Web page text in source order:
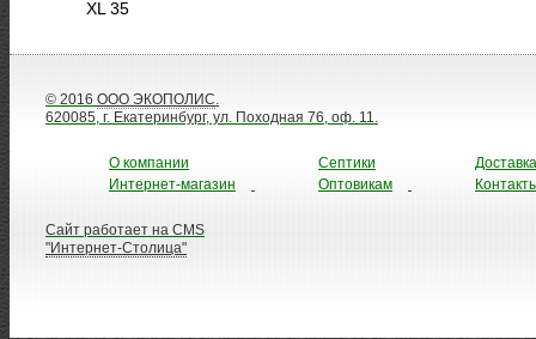
XL 35
© 2016 ООО ЭКОПОЛИС
620085, г. Екатеринбург, ул. Походная 76, оф. 11.
О компании
Интернет-магазин
Септики
Оптовикам
Доставка
Сайт работает на CMS
"Интернет-Столица"